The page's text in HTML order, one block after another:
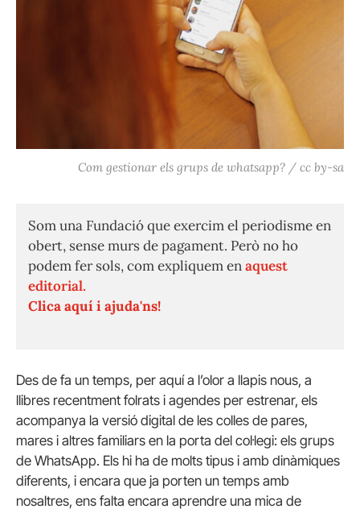
Com gestionar els grups de whatsapp? / cc by-sa
Som una Fundació que exercim el periodisme en
obert, sense murs de pagament. Però no ho
podem fer sols, com expliquem enaquest
editorial.
Clica aquí i ajuda'ns!
Des de fa un temps, per aquí a l’olor a llapis nous, a
llibres recentment folrats i agendes per estrenar, els
acompanya la versió digital de les colles de pares,
mares i altres familiars en la porta del col·legi: els grups
de WhatsApp. Els hi ha de molts tipus i amb dinàmiques
diferents, i encara que ja porten un temps amb
nosaltres, ens falta encara aprendre una mica de